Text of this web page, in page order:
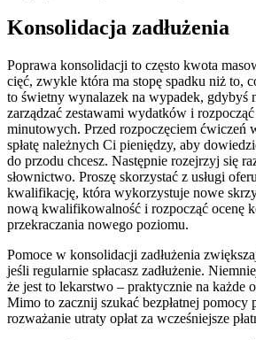
Konsolidacja zadłużenia
Poprawa konsolidacji to często kwota
cięć, zwykle która ma stopę spadku niż to,
to świetny wynalazek na wypadek, gdybyś
zarządzać zestawami wydatków i
minutowych. Przed rozpoczęciem ćwiczeń
spłatę należnych Ci pieniędzy, aby
do przodu chcesz. Następnie rozejrzyj się
słownictwo. Proszę skorzystać z usługi
kwalifikację, która wykorzystuje nowe
nową kwalifikowalność i rozpocząć ocenę
przekraczania nowego poziomu.
Pomoce w konsolidacji zadłużenia
jeśli regularnie spłacasz zadłużenie.
że jest to lekarstwo – praktycznie na każde
Mimo to zacznij szukać bezpłatnej pomocy
rozważanie utraty opłat za wcześniejsze